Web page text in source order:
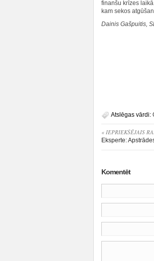
finanšu krīzes
kam sekos
Dainis Gašpuitis,
Atslēgas vārdi:
« IEPRIEKŠĒJAIS
Eksperte:
Komentēt